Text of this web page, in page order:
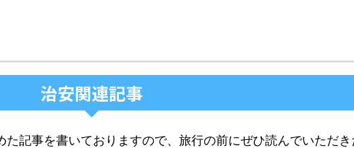
治安関連記事
記事を書いておりますので、旅行の前にぜひ読んでいただ